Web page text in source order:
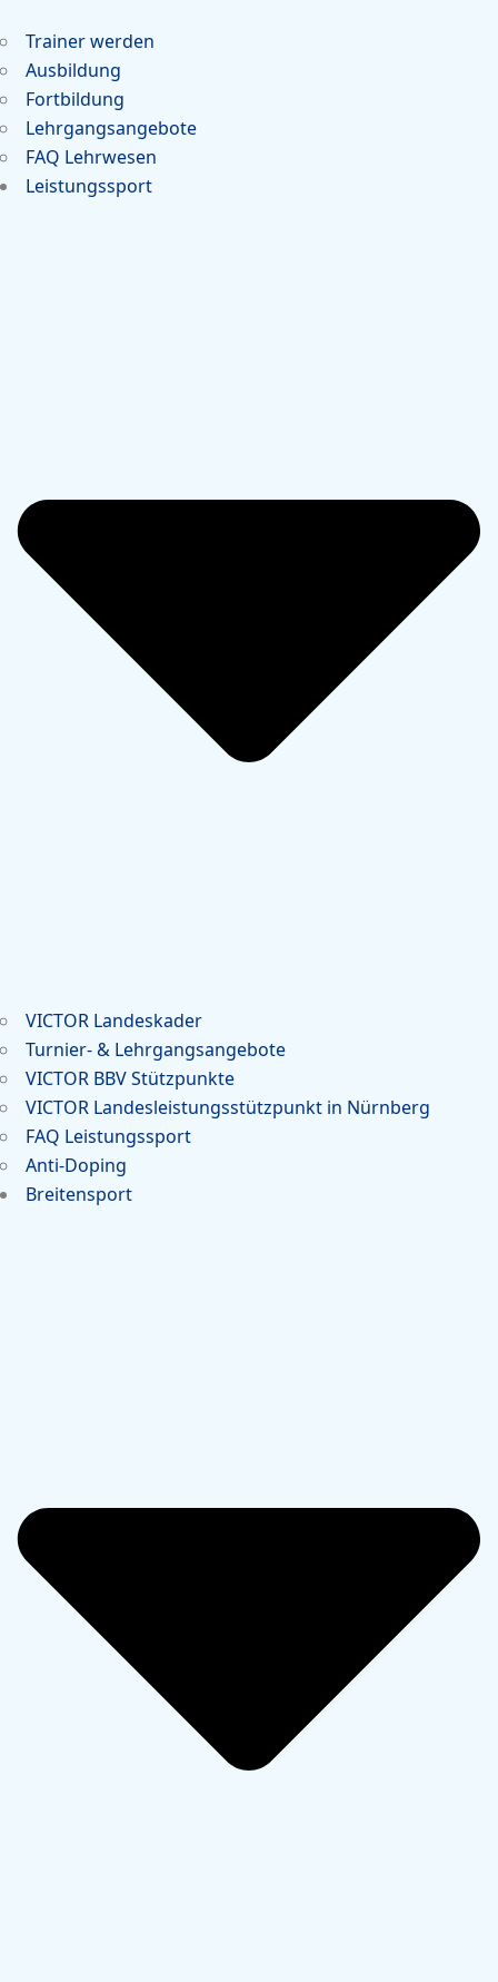
Trainer werden
Ausbildung
Fortbildung
Lehrgangsangebote
FAQ Lehrwesen
Leistungssport
VICTOR Landeskader
Turnier- & Lehrgangsangebote
VICTOR BBV Stützpunkte
VICTOR Landesleistungsstützpunkt in Nürnberg
FAQ Leistungssport
Anti-Doping
Breitensport